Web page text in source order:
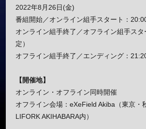
2022年8月26日(金)
番組開始／オンライン組手スタート：
オンライン組手終了／オフライン組手ス
定）
オフライン組手終了／エンディング：
【開催地】
オンライン・オフライン同時開催
オフライン会場：eXeField Akiba（東京・
LIFORK AKIHABARA内）